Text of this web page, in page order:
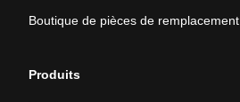
Boutique de pièces de remplacement
Produits